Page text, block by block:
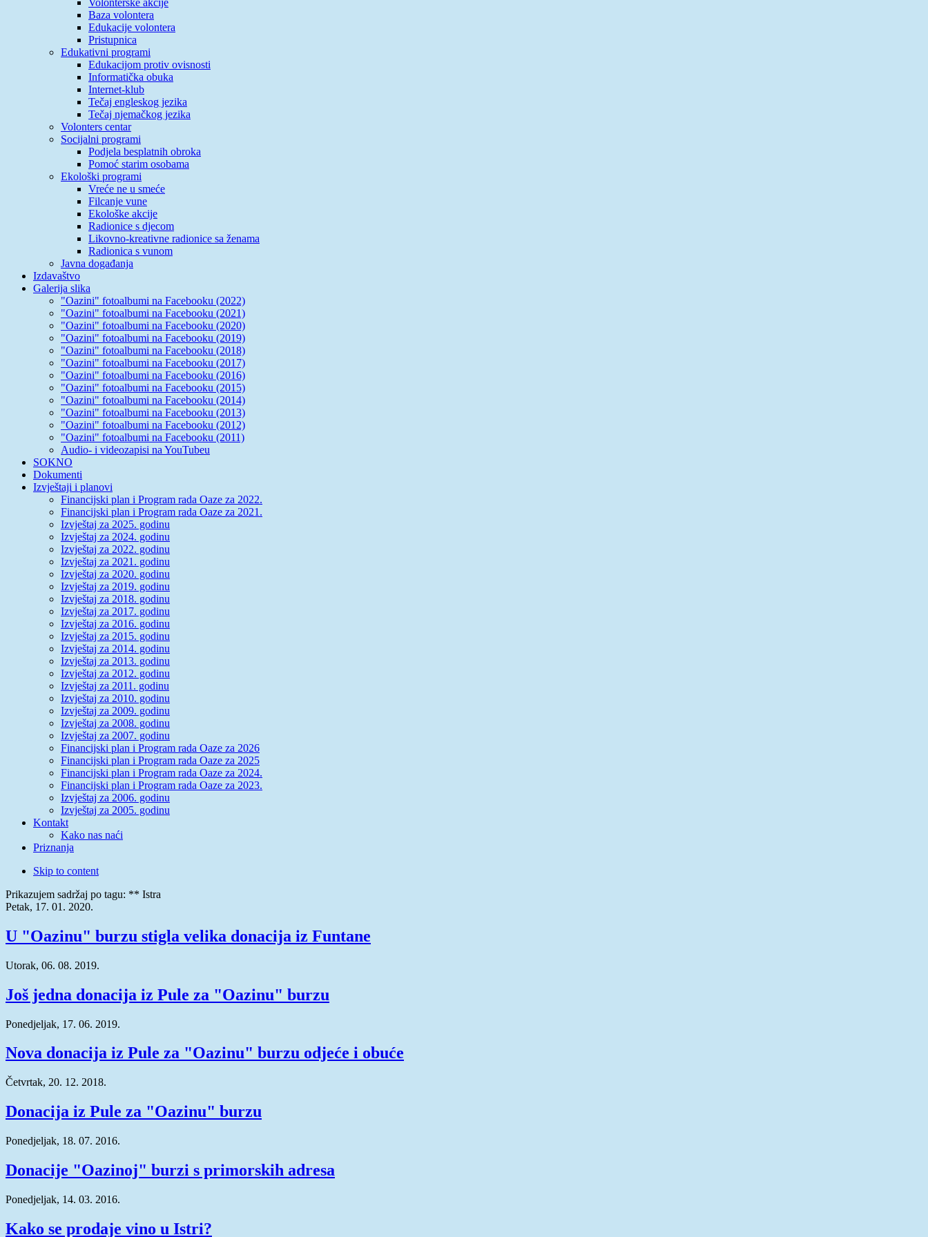
Baza volontera
Edukacije volontera
Pristupnica
Edukativni programi
Edukacijom protiv ovisnosti
Informatička obuka
Internet-klub
Tečaj engleskog jezika
Tečaj njemačkog jezika
Volonters centar
Socijalni programi
Podjela besplatnih obroka
Pomoć starim osobama
Ekološki programi
Vreće ne u smeće
Filcanje vune
Ekološke akcije
Radionice s djecom
Likovno-kreativne radionice sa ženama
Radionica s vunom
Javna događanja
Izdavaštvo
Galerija slika
"Oazini" fotoalbumi na Facebooku (2022)
"Oazini" fotoalbumi na Facebooku (2021)
"Oazini" fotoalbumi na Facebooku (2020)
"Oazini" fotoalbumi na Facebooku (2019)
"Oazini" fotoalbumi na Facebooku (2018)
"Oazini" fotoalbumi na Facebooku (2017)
"Oazini" fotoalbumi na Facebooku (2016)
"Oazini" fotoalbumi na Facebooku (2015)
"Oazini" fotoalbumi na Facebooku (2014)
"Oazini" fotoalbumi na Facebooku (2013)
"Oazini" fotoalbumi na Facebooku (2012)
"Oazini" fotoalbumi na Facebooku (2011)
Audio- i videozapisi na YouTubeu
SOKNO
Dokumenti
Izvještaji i planovi
Financijski plan i Program rada Oaze za 2022.
Financijski plan i Program rada Oaze za 2021.
Izvještaj za 2025. godinu
Izvještaj za 2024. godinu
Izvještaj za 2022. godinu
Izvještaj za 2021. godinu
Izvještaj za 2020. godinu
Izvještaj za 2019. godinu
Izvještaj za 2018. godinu
Izvještaj za 2017. godinu
Izvještaj za 2016. godinu
Izvještaj za 2015. godinu
Izvještaj za 2014. godinu
Izvještaj za 2013. godinu
Izvještaj za 2012. godinu
Izvještaj za 2011. godinu
Izvještaj za 2010. godinu
Izvještaj za 2009. godinu
Izvještaj za 2008. godinu
Izvještaj za 2007. godinu
Financijski plan i Program rada Oaze za 2026
Financijski plan i Program rada Oaze za 2025
Financijski plan i Program rada Oaze za 2024.
Financijski plan i Program rada Oaze za 2023.
Izvještaj za 2006. godinu
Izvještaj za 2005. godinu
Kontakt
Kako nas naći
Priznanja
Skip to content
Prikazujem sadržaj po tagu: ** Istra
Petak, 17. 01. 2020.
U "Oazinu" burzu stigla velika donacija iz Funtane
Utorak, 06. 08. 2019.
Još jedna donacija iz Pule za "Oazinu" burzu
Ponedjeljak, 17. 06. 2019.
Nova donacija iz Pule za "Oazinu" burzu odjeće i obuće
Četvrtak, 20. 12. 2018.
Donacija iz Pule za "Oazinu" burzu
Ponedjeljak, 18. 07. 2016.
Donacije "Oazinoj" burzi s primorskih adresa
Ponedjeljak, 14. 03. 2016.
Kako se prodaje vino u Istri?